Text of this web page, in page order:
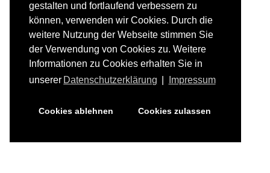
gestalten und fortlaufend verbessern zu
können, verwenden wir Cookies. Durch die
weitere Nutzung der Webseite stimmen Sie
der Verwendung von Cookies zu. Weitere
Informationen zu Cookies erhalten Sie in
unserer Datenschutzerklärung Impressum
Cookies ablehnen Cookies zulassen
+49-821-7955884
Schillerstraße 10, 86316 Friedberg